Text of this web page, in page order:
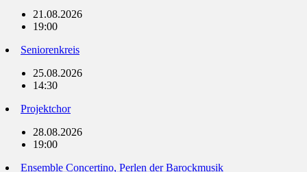
21.08.2026
19:00
Seniorenkreis
25.08.2026
14:30
Projektchor
28.08.2026
19:00
Ensemble Concertino, Perlen der Barockmusik